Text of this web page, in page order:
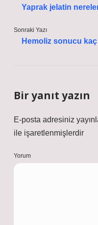
Yaprak jelatin
Sonraki Yazı
Hemoliz sonucu kaç
Bir yanıt yazın
E-posta adresiniz
ile işaretlenmişlerdir
Yorum